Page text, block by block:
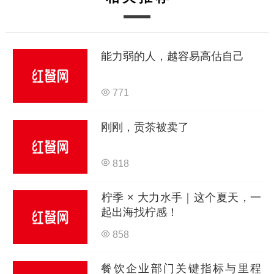
能力弱的人，越容易高估自己
771
刚刚，贡茶被卖了
818
柠季 × 大力水手｜这个夏天，一
起出海找柠感！
858
餐饮企业部门关键指标与里程